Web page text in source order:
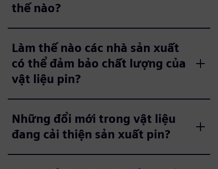
thế nào?
Làm thế nào các nhà sản xuất
có thể đảm bảo chất lượng của
vật liệu pin?
Những đổi mới trong vật liệu
đang cải thiện sản xuất pin?